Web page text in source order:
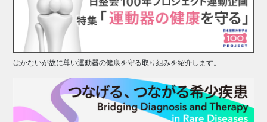
はかないが故に尊い運動器の健康を守る取り組みを紹介します。